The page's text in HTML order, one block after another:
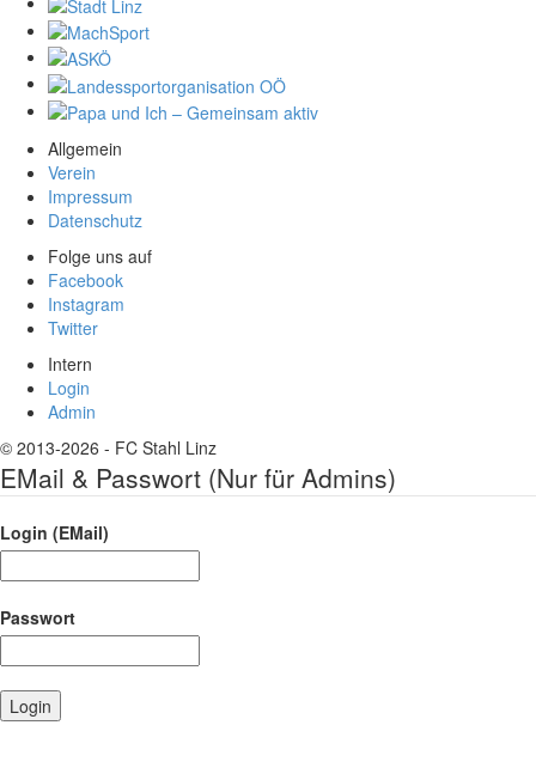
Allgemein
Verein
Impressum
Datenschutz
Folge uns auf
Facebook
Instagram
Twitter
Intern
Login
Admin
© 2013-2026 - FC Stahl Linz
EMail & Passwort (Nur für Admins)
Login (EMail)
Passwort